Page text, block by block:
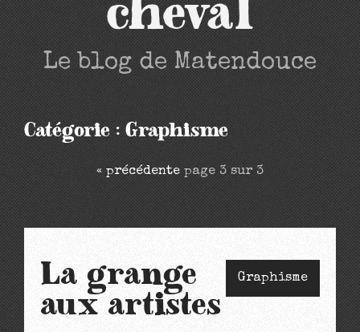
cheval
Le blog de Matendouce
Catégorie : Graphisme
« précédente page 3 sur 3
La grange
aux artistes
Graphisme